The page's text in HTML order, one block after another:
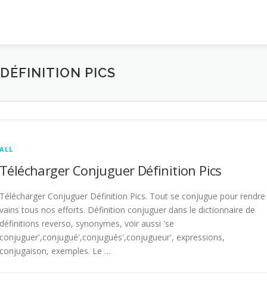
PICS
ALL
Télécharger Conjuguer Définition Pics
Télécharger Conjuguer Définition Pics. Tout se conjugue pour rendre
vains tous nos efforts. Définition conjuguer dans le dictionnaire de
définitions reverso, synonymes, voir aussi 'se
conjuguer',conjugué',conjugués',conjugueur', expressions,
conjugaison, exemples. Le …